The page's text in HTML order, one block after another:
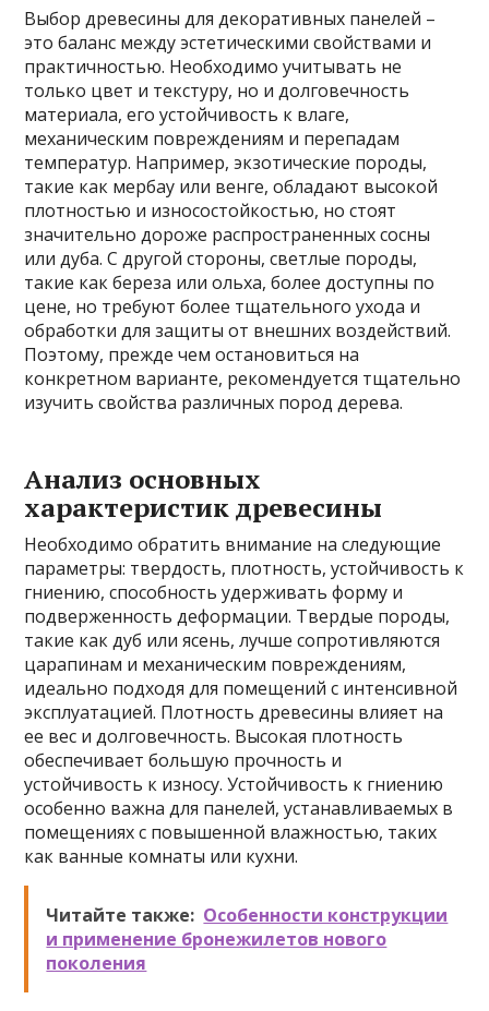
Выбор древесины для декоративных панелей –
это баланс между эстетическими свойствами и
практичностью. Необходимо учитывать не
только цвет и текстуру, но и долговечность
материала, его устойчивость к влаге,
механическим повреждениям и перепадам
температур. Например, экзотические породы,
такие как мербау или венге, обладают высокой
плотностью и износостойкостью, но стоят
значительно дороже распространенных сосны
или дуба. С другой стороны, светлые породы,
такие как береза или ольха, более доступны по
цене, но требуют более тщательного ухода и
обработки для защиты от внешних воздействий.
Поэтому, прежде чем остановиться на
конкретном варианте, рекомендуется тщательно
изучить свойства различных пород дерева.
Анализ основных
характеристик древесины
Необходимо обратить внимание на следующие
параметры: твердость, плотность, устойчивость к
гниению, способность удерживать форму и
подверженность деформации. Твердые породы,
такие как дуб или ясень, лучше сопротивляются
царапинам и механическим повреждениям,
идеально подходя для помещений с интенсивной
эксплуатацией. Плотность древесины влияет на
ее вес и долговечность. Высокая плотность
обеспечивает большую прочность и
устойчивость к износу. Устойчивость к гниению
особенно важна для панелей, устанавливаемых в
помещениях с повышенной влажностью, таких
как ванные комнаты или кухни.
Читайте также: Особенности конструкции
и применение бронежилетов нового
поколения